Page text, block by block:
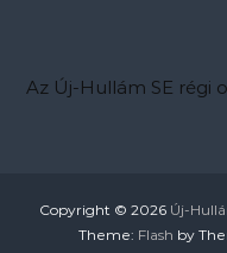
Az Új-Hullám SE régi
Copyright © 2026 Új-
Theme: Flash by